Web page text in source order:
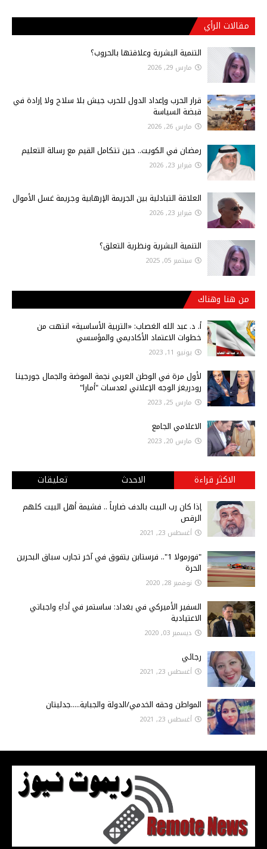
مقالات الرأي
التنمية البشرية وعلاقتها بالحروب؟
مارس 29, 2026
قرار الحرب وإعداد الدول للحرب جيش بلا سلاح ولا إرادة في
قبضة السياسة
مارس 26, 2026
رمضان في الكويت.. حين تتكامل القيم مع رسالة التعليم
فبراير 23, 2026
العلاقة التبادلية بين الجريمة الإرهابية وجريمة غسل الأموال
فبراير 23, 2026
التنمية البشرية ونظرية التعلق؟
سبتمبر 05, 2025
من هنا وهناك
أ‌. د. عبد الله الغصاب: «التربية الأساسية» انتهت من
خطوات الاعتماد الأكاديمي والمؤسسي
يونيو 11, 2023
لأول مرة في الوطن العربي نجمة الموضة والجمال جورجينا
رودريغز الوجه الإعلاني لعدسات "أمارا"
مارس 25, 2023
الاعلامي الجامع
مارس 20, 2023
الاكثر قراءة الاحدث تعليقات
إذا كان رب البيت بالدف ضارباً .. فشيمة أهل البيت كلهم
الرقص
أغسطس 23, 2021
"فورمولا 1".. فرستابن يتفوق في آخر تجارب سباق البحرين
الحرة
نوفمبر 28, 2020
السفير الأميركي في بغداد: ساستمر في أداءِ واجباتي
الاعتيادية
ديسمبر 03, 2020
رجائي
أغسطس 23, 2021
المواطن وحقه الخدمي/الدولة والجباية.....جدليتان
أغسطس 23, 2021